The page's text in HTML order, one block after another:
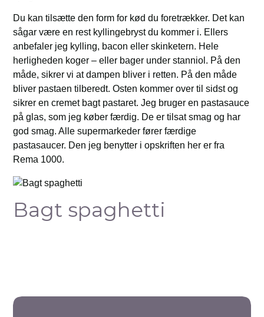
Du kan tilsætte den form for kød du foretrækker. Det kan
sågar være en rest kyllingebryst du kommer i. Ellers
anbefaler jeg kylling, bacon eller skinketern. Hele
herligheden koger – eller bager under stanniol. På den
måde, sikrer vi at dampen bliver i retten. På den måde
bliver pastaen tilberedt. Osten kommer over til sidst og
sikrer en cremet bagt pastaret. Jeg bruger en pastasauce
på glas, som jeg køber færdig. De er tilsat smag og har
god smag. Alle supermarkeder fører færdige
pastasaucer. Den jeg benytter i opskriften her er fra
Rema 1000.
Bagt spaghetti